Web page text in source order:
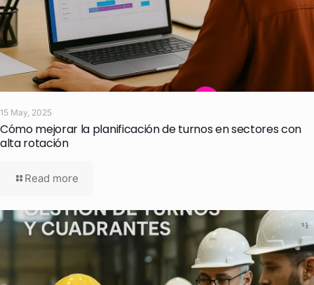
15 May, 2025
Cómo mejorar la planificación de turnos en sectores con
alta rotación
Read more